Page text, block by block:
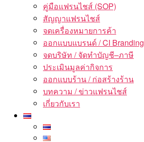
คู่มือแฟรนไชส์ (SOP)
สัญญาแฟรนไชส์
จดเครื่องหมายการค้า
ออกแบบแบรนด์ / CI Branding
จดบริษัท / จัดทำบัญชี–ภาษี
ประเมินมูลค่ากิจการ
ออกแบบร้าน / ก่อสร้างร้าน
บทความ / ข่าวแฟรนไชส์
เกี่ยวกับเรา